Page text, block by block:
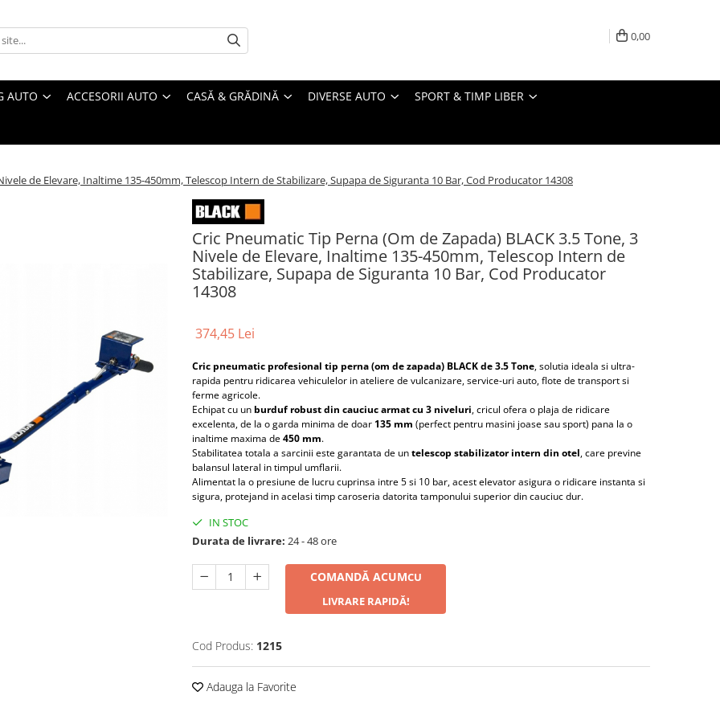
0,00
AUTO ACCESORII AUTO CASĂ & GRĂDINĂ DIVERSE AUTO SPORT & TIMP LIBER
de Elevare, Inaltime 135-450mm, Telescop Intern de Stabilizare, Supapa de Siguranta 10 Bar, Cod Producator 14308
Cric Pneumatic Tip Perna (Om de Zapada) BLACK 3.5 Tone, 3
Nivele de Elevare, Inaltime 135-450mm, Telescop Intern de
Stabilizare, Supapa de Siguranta 10 Bar, Cod Producator
14308
374,45 Lei
Cric pneumatic profesional tip perna (om de zapada) BLACK de 3.5 Tone, solutia ideala si ultra-
rapida pentru ridicarea vehiculelor in ateliere de vulcanizare, service-uri auto, flote de transport si
ferme agricole.
Echipat cu un burduf robust din cauciuc armat cu 3 niveluri, cricul ofera o plaja de ridicare
excelenta, de la o garda minima de doar 135 mm (perfect pentru masini joase sau sport) pana la o
inaltime maxima de450 mm.
Stabilitatea totala a sarcinii este garantata de untelescop stabilizator intern din otel, care previne
balansul lateral in timpul umflarii.
Alimentat la o presiune de lucru cuprinsa intre 5 si 10 bar, acest elevator asigura o ridicare instanta si
sigura, protejand in acelasi timp caroseria datorita tamponului superior din cauciuc dur.
IN STOC
Durata de livrare: 24 - 48 ore
COMANDĂ ACUMCU
LIVRARE RAPIDĂ!
Cod Produs: 1215
Adauga la Favorite